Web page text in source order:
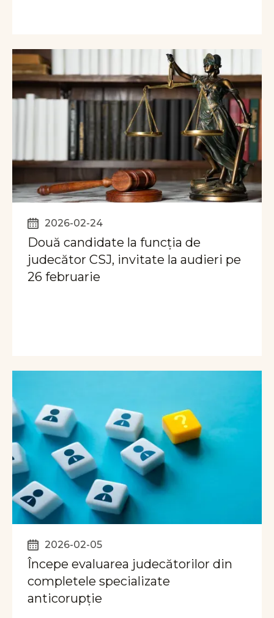
2026-02-24
Două candidate la funcția de
judecător CSJ, invitate la audieri pe
26 februarie
2026-02-05
Începe evaluarea judecătorilor din
completele specializate
anticorupție